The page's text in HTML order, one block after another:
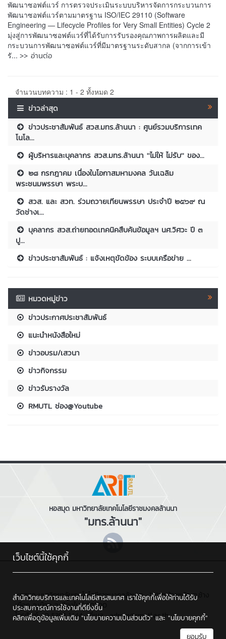
พัฒนาซอฟต์แวร์ การตรวจประเมินระบบบริหารจัดการกระบวนการ
พัฒนาซอฟต์แวร์ตามมาตรฐาน ISO/IEC 29110 (Software
Engineering — Lifecycle Profiles for Very Small Entities) Cycle 2
มุ่งสู่การพัฒนาซอฟต์แวร์ที่ได้รับการรับรองคุณภาพการผลิตและมี
กระบวนการพัฒนาซอฟต์แวร์ที่มีมาตรฐานระดับสากล (จากการเข้า
รั... >> อ่านต่อ
จำนวนบทความ : 1 - 2 ทั้งหมด 2
ข่าวล่าสุด
ข่าวประชาสัมพันธ์ สวส.มทร.ล้านนา : ศูนย์รวมบริการเทค
โนโล...
ผู้บริหารและบุคลากร สวส.มทร.ล้านนา ''ไม่ให้ ไม่รับ'' ของ...
๒๘ กรกฎาคม เนื่องในโอกาสมหามงคล วันเฉลิม
พระชนมพรรษา พระบ...
สวส. และ สวท. ร่วมถวายเทียนพรรษา ประจำปี ๒๕๖๙ ณ
วัดช่างเ...
บุคลากร สวส.ถ่ายทอดเทคนิคสืบค้นข้อมูลฯ นศ.วิศวะ ปี ๓
ปู...
ข่าวประชาสัมพันธ์ : แจ้งเหตุขัดข้อง ระบบเครือข่าย ...
หมวดหมู่ข่าว
ข่าวประกาศประชาสัมพันธ์
แนะนำหนังสือใหม่
ข่าวอบรม/เสวนา
ข่าวกิจกรรม
ข่าวรับรางวัล
RMUTL ช่อง@Youtube
หอสมุด มหาวิทยาลัยเทคโนโลยีราชมงคลล้านนา
"มทร.ล้านนา"
หอสมุด มหาวิทยาลัยเทคโนโลยีราชมงคลล้านนา : 128 ถ.ห้วยแก้ว ต.ช้าง
เผือก อ.เมือง จ.เชียงใหม่ 50300
โทรศัพท์ : 0 5392 1444 , อีเมล : admin@rmutl.ac.th
เว็บไซต์นี้ใช้คุกกี้
สำนักวิทยบริการและเทคโนโลยีสารสนเทศ เราใช้คุกกี้เพื่อให้ท่านได้รับ
ประสบการณ์การใช้งานที่ดียิ่งขึ้น
คลิกเพื่อดูข้อมูลเพิ่มเติม "นโยบายความเป็นส่วนตัว" และ "นโยบายคุกกี้"
ยอมรับ